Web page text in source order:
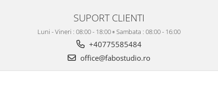
SUPORT CLIENTI
Luni - Vineri : 08:00 - 18:00 ▫️ Sambata : 08:00 - 16:00
+40775585484
office@fabostudio.ro